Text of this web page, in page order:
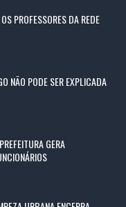
PROFESSORES DA REDE
NÃO PODE SER EXPLICADA
GERA